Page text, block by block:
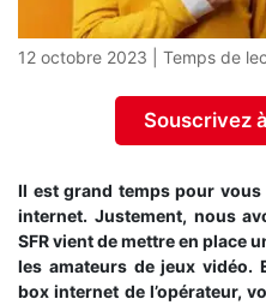
12 octobre 2023 Temps de
Souscrivez
Il est grand temps pour
internet. Justement, nous
SFR vient de mettre en place
les amateurs de jeux vidéo.
box internet de l’opérateur,